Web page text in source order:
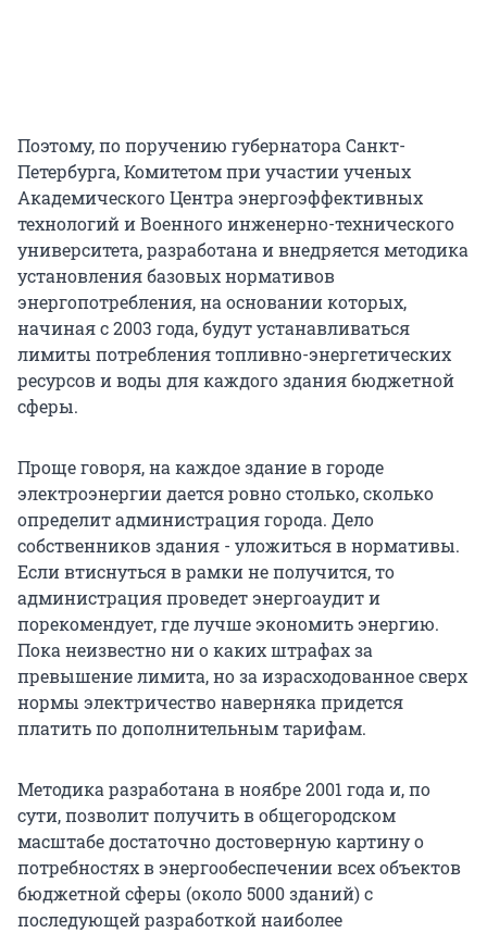
Поэтому, по поручению губернатора Санкт-
Петербурга, Комитетом при участии ученых
Академического Центра энергоэффективных
технологий и Военного инженерно-технического
университета, разработана и внедряется методика
установления базовых нормативов
энергопотребления, на основании которых,
начиная с 2003 года, будут устанавливаться
лимиты потребления топливно-энергетических
ресурсов и воды для каждого здания бюджетной
сферы.
Проще говоря, на каждое здание в городе
электроэнергии дается ровно столько, сколько
определит администрация города. Дело
собственников здания - уложиться в нормативы.
Если втиснуться в рамки не получится, то
администрация проведет энергоаудит и
порекомендует, где лучше экономить энергию.
Пока неизвестно ни о каких штрафах за
превышение лимита, но за израсходованное сверх
нормы электричество наверняка придется
платить по дополнительным тарифам.
Методика разработана в ноябре 2001 года и, по
сути, позволит получить в общегородском
масштабе достаточно достоверную картину о
потребностях в энергообеспечении всех объектов
бюджетной сферы (около 5000 зданий) с
последующей разработкой наиболее